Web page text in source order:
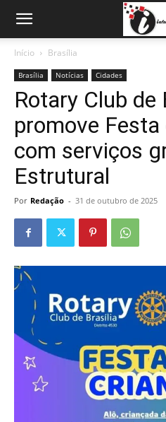
Início Brasília
Brasília Notícias Cidades
Rotary Club de
promove
com serviços
Estrutural
Por Redação - 31 de outubro de 2025